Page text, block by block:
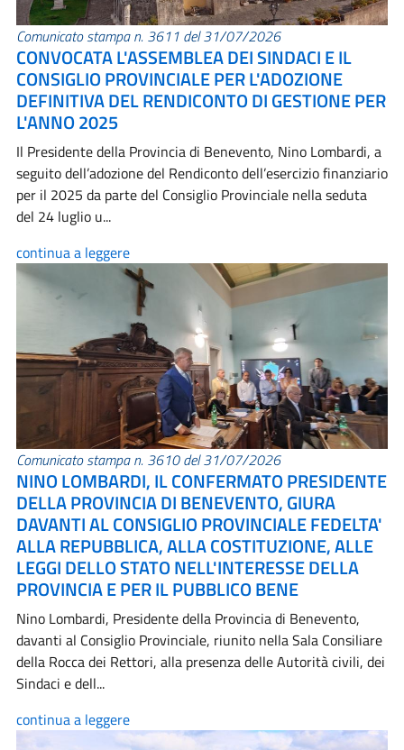
Comunicato stampa n. 3611 del 31/07/2026
CONVOCATA L'ASSEMBLEA DEI SINDACI E IL
CONSIGLIO PROVINCIALE PER L'ADOZIONE
DEFINITIVA DEL RENDICONTO DI GESTIONE PER
L'ANNO 2025
Il Presidente della Provincia di Benevento, Nino Lombardi, a
seguito dell’adozione del Rendiconto dell’esercizio finanziario
per il 2025 da parte del Consiglio Provinciale nella seduta
del 24 luglio u...
continua a leggere
Comunicato stampa n. 3610 del 31/07/2026
NINO LOMBARDI, IL CONFERMATO PRESIDENTE
DELLA PROVINCIA DI BENEVENTO, GIURA
DAVANTI AL CONSIGLIO PROVINCIALE FEDELTA'
ALLA REPUBBLICA, ALLA COSTITUZIONE, ALLE
LEGGI DELLO STATO NELL'INTERESSE DELLA
PROVINCIA E PER IL PUBBLICO BENE
Nino Lombardi, Presidente della Provincia di Benevento,
davanti al Consiglio Provinciale, riunito nella Sala Consiliare
della Rocca dei Rettori, alla presenza delle Autorità civili, dei
Sindaci e dell...
continua a leggere